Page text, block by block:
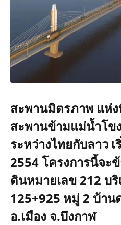
สะพานมิตรภาพ แห่ง
สะพานข้ามแม่น้ำโข
ระหว่างไทยกับลาว
2554 โครงการนี้จะ
ดินหมายเลข 212 บ
125+925 หมู่ 2 บ้า
อ.เมือง จ.บึงกาฬ